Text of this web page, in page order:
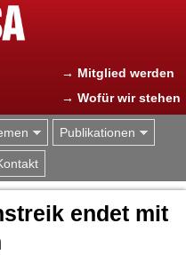
→ Mitglied werden
→ Wofür wir stehen
Publikationen
endet mit